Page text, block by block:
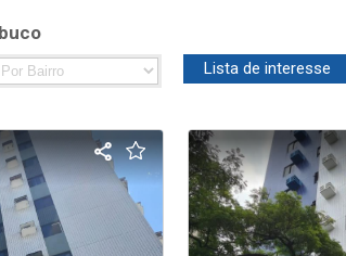
Lista de interesse